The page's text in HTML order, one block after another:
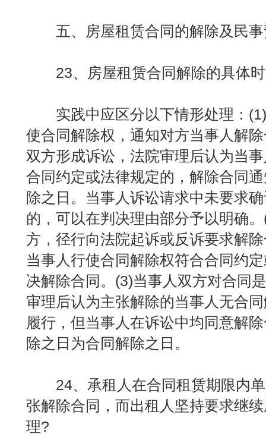
五、房屋租赁合同的解除及民事
23、房屋租赁合同解除的具体时
实践中应区分以下情形处理：(1)
使合同解除权，通知对方当事人解
双方形成诉讼，法院审理后认为当
合同约定或法律规定的，解除合同
除之日。当事人诉讼请求中未要求
的，可以在判决理由部分予以明确
方，径行向法院起诉或反诉要求解
当事人行使合同解除权符合合同约
决解除合同。(3)当事人双方对合同
审理后认为主张解除的当事人无合
履行，但当事人在诉讼中均同意解
除之日为合同解除之日。
24、承租人在合同租赁期限内单
张解除合同，而出租人坚持要求继
理?